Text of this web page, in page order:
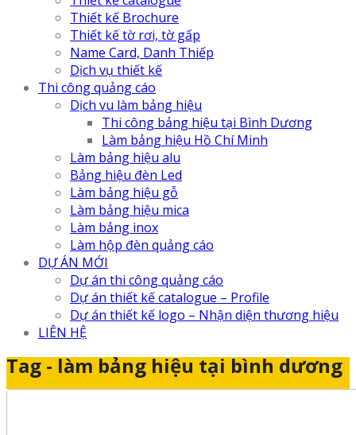
Thiết kế Brochure
Thiết kế tờ rơi, tờ gấp
Name Card, Danh Thiếp
Dịch vụ thiết kế
Thi công quảng cáo
Dịch vu làm bảng hiệu
Thi công bảng hiệu tại Bình Dương
Làm bảng hiệu Hồ Chí Minh
Làm bảng hiệu alu
Bảng hiệu đèn Led
Làm bảng hiệu gỗ
Làm bảng hiệu mica
Làm bảng inox
Làm hộp đèn quảng cáo
DỰ ÁN MỚI
Dự án thi công quảng cáo
Dự án thiết kế catalogue – Profile
Dự án thiết kế logo – Nhận diện thương hiệu
LIÊN HỆ
Tag - làm bảng hiệu tại bình dương